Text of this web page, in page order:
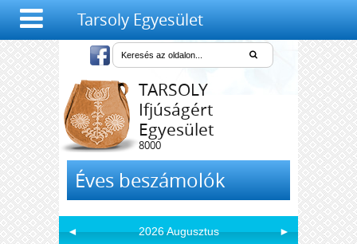
Tarsoly Egyesület
TARSOLY
Ifjúságért
Egyesület
8000
Székesfehérvár,
Salétrom u. 4-6.
Éves beszámolók
◄ 2026 Augusztus ►